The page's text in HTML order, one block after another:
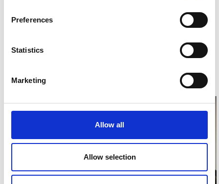
Preferences
Statistics
Marketing
Allow all
Allow selection
たっては、十分なご説明と質疑の充実に時間を割き、また、本社シ
ョールームの見学を可能とするなど、株主の皆さまとのコミュニケ
ーションを図っております。また、本決算、第2四半期決算の発表後
に、ご希望の機関投資家様に対し、個別にご訪問させていただき、